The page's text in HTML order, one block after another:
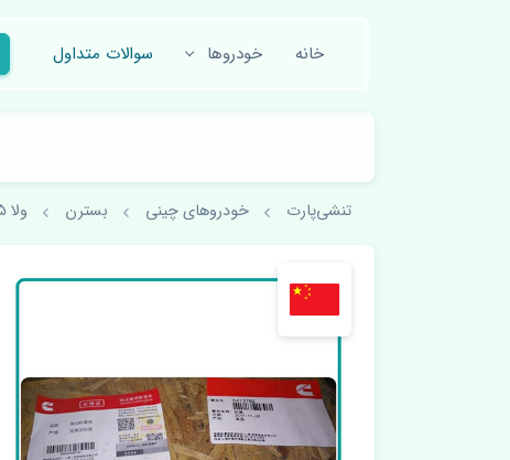
خانه خودروها سوالات متداول
تنشی‌پارت خودروهای چینی بسترن ولا V5